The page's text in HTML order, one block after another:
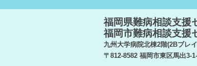
福岡県難病相談支援
福岡市難病相談支援
九州大学病院北棟2階(2Bブレ
〒812-8582 福岡市東区馬出3-